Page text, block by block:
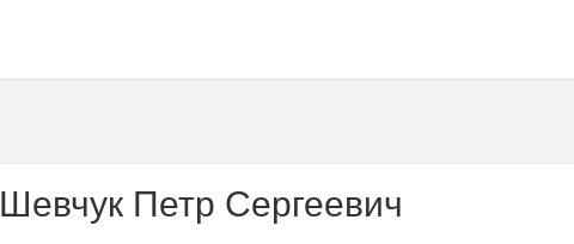
Шевчук Петр Сергеевич